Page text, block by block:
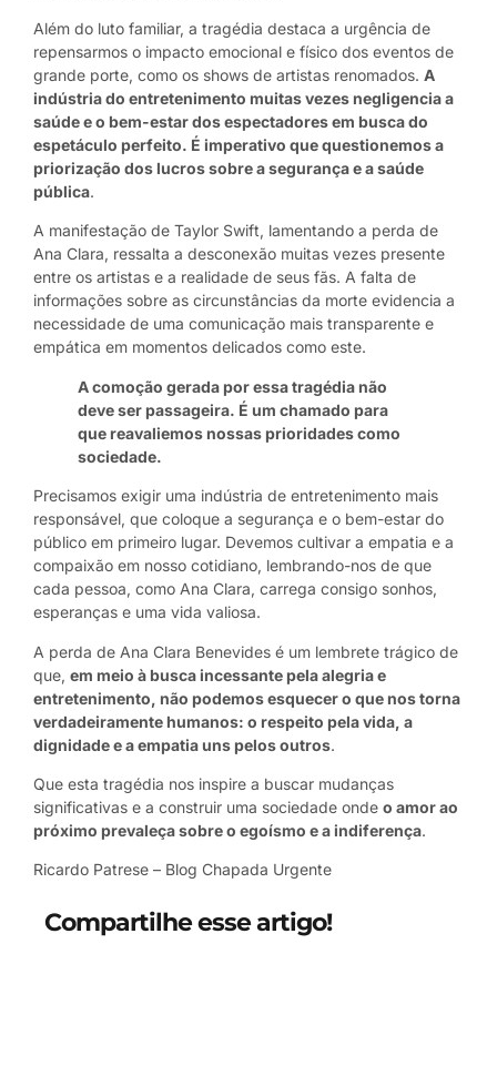
Além do luto familiar, a tragédia destaca a urgência de
repensarmos o impacto emocional e físico dos eventos de
grande porte, como os shows de artistas renomados. A
indústria do entretenimento muitas vezes negligencia a
saúde e o bem-estar dos espectadores em busca do
espetáculo perfeito. É imperativo que questionemos a
priorização dos lucros sobre a segurança e a saúde
pública.
A manifestação de Taylor Swift, lamentando a perda de
Ana Clara, ressalta a desconexão muitas vezes presente
entre os artistas e a realidade de seus fãs. A falta de
informações sobre as circunstâncias da morte evidencia a
necessidade de uma comunicação mais transparente e
empática em momentos delicados como este.
A comoção gerada por essa tragédia não
deve ser passageira. É um chamado para
que reavaliemos nossas prioridades como
sociedade.
Precisamos exigir uma indústria de entretenimento mais
responsável, que coloque a segurança e o bem-estar do
público em primeiro lugar. Devemos cultivar a empatia e a
compaixão em nosso cotidiano, lembrando-nos de que
cada pessoa, como Ana Clara, carrega consigo sonhos,
esperanças e uma vida valiosa.
A perda de Ana Clara Benevides é um lembrete trágico de
que, em meio à busca incessante pela alegria e
entretenimento, não podemos esquecer o que nos torna
verdadeiramente humanos: o respeito pela vida, a
dignidade e a empatia uns pelos outros.
Que esta tragédia nos inspire a buscar mudanças
significativas e a construir uma sociedade onde o amor ao
próximo prevaleça sobre o egoísmo e a indiferença.
Ricardo Patrese – Blog Chapada Urgente
Compartilhe esse artigo!